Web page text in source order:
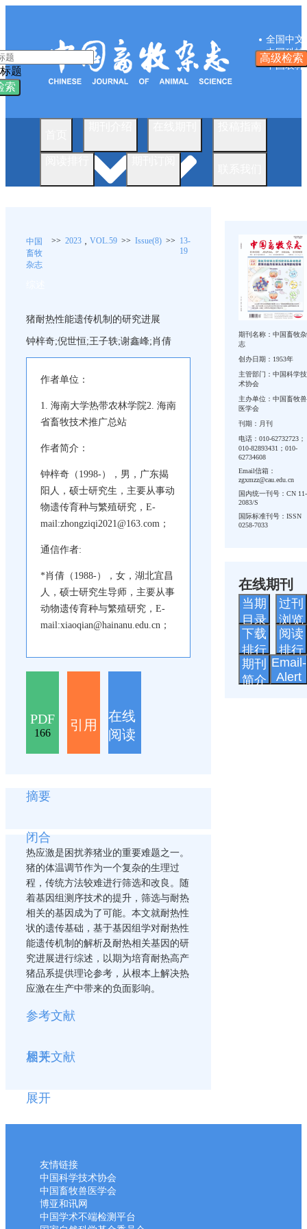
全国中文
中国科技
中国农林
题
索
高级检索
中国
畜牧
杂志
>> 2023 ， VOL.59 >> Issue(8) >> 13-
19
猪耐热性能遗传机制的研究进展
钟梓奇;倪世恒;王子轶;谢鑫峰;肖倩
作者单位：
1. 海南大学热带农林学院2. 海南
省畜牧技术推广总站
作者简介：
钟梓奇（1998-），男，广东揭
阳人，硕士研究生，主要从事动
物遗传育种与繁殖研究，E-
mail:zhongziqi2021@163.com；
通信作者:
*肖倩（1988-），女，湖北宜昌
人，硕士研究生导师，主要从事
动物遗传育种与繁殖研究，E-
mail:xiaoqian@hainanu.edu.cn；
PDF
166
引用
在线
阅读
摘要
闭合
热应激是困扰养猪业的重要难题之一。
猪的体温调节作为一个复杂的生理过
程，传统方法较难进行筛选和改良。随
着基因组测序技术的提升，筛选与耐热
相关的基因成为了可能。本文就耐热性
状的遗传基础，基于基因组学对耐热性
能遗传机制的解析及耐热相关基因的研
究进展进行综述，以期为培育耐热高产
猪品系提供理论参考，从根本上解决热
应激在生产中带来的负面影响。
参考文献
展开
相关文献
展开
期刊名称：中国畜牧杂
志
创办日期：1953年
主管部门：中国科学技
术协会
主办单位：中国畜牧兽
医学会
刊期：月刊
电话：010-62732723；
010-82893431；010-
62734608
Email信箱：
zgxmzz@cau.edu.cn
国内统一刊号：CN 11-
2083/S
国际标准刊号：ISSN
0258-7033
在线期刊
当期
目录
过刊
浏览
下载
排行
阅读
排行
期刊
简介
Email-
Alert
友情链接
中国科学技术协会
中国畜牧兽医学会
博亚和讯网
中国学术不端检测平台